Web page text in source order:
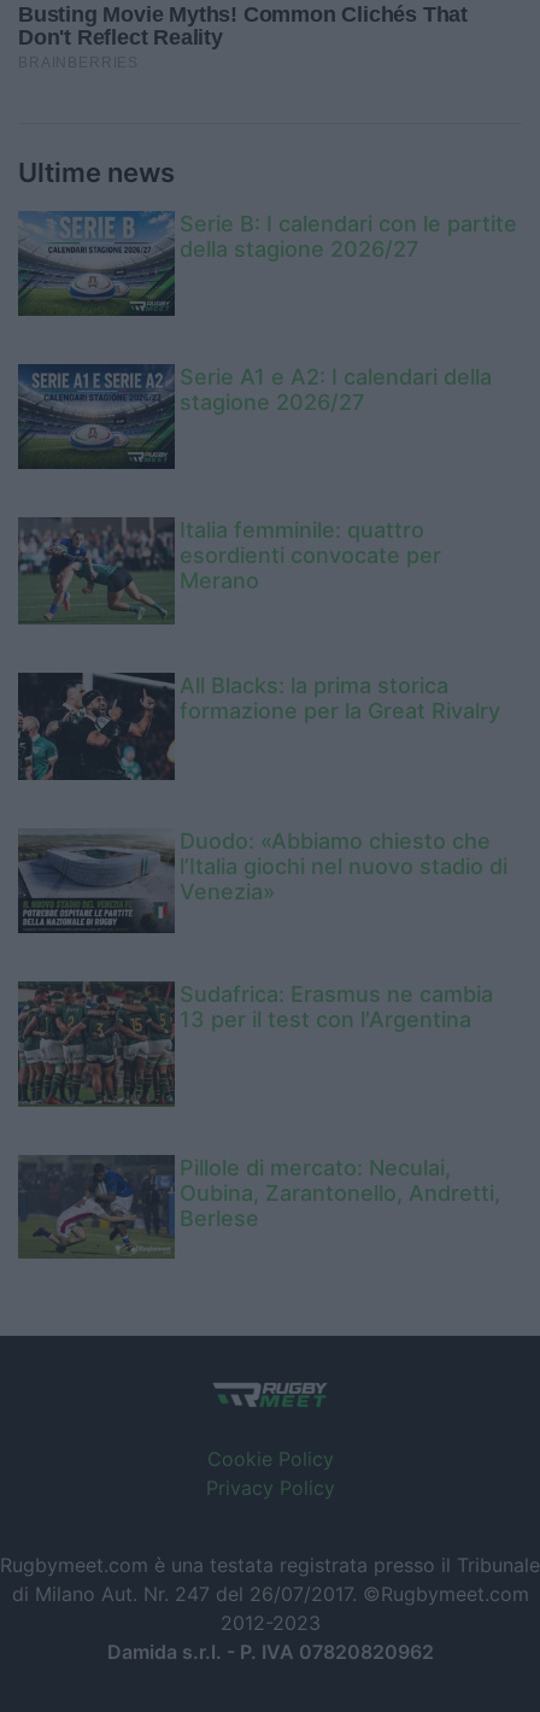
Ultime news
Serie B: I calendari con le partite
della stagione 2026/27
Serie A1 e A2: I calendari della
stagione 2026/27
Italia femminile: quattro
esordienti convocate per
Merano
All Blacks: la prima storica
formazione per la Great Rivalry
Duodo: «Abbiamo chiesto che
l’Italia giochi nel nuovo stadio di
Venezia»
Sudafrica: Erasmus ne cambia
13 per il test con l'Argentina
Pillole di mercato: Neculai,
Oubina, Zarantonello, Andretti,
Berlese
Cookie Policy
Privacy Policy
Rugbymeet.com è una testata registrata presso il Tribunale
di Milano Aut. Nr. 247 del 26/07/2017. ©Rugbymeet.com
2012-2023
Damida s.r.l. - P. IVA 07820820962